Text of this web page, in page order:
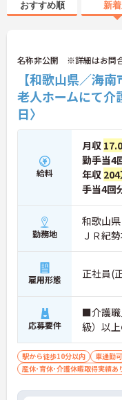
おすすめ順 新
名称非公開 ※詳細はお問
【和歌山県／海
老人ホームにて
日〉
給料
月収
勤手当4
年収
手当4回
勤務地
和歌山
ＪＲ紀
雇用形態 正社員(
応募要件
■介護職
級）以
駅から徒歩10分以内 車通勤可
産休･育休･介護休暇取得実績あ